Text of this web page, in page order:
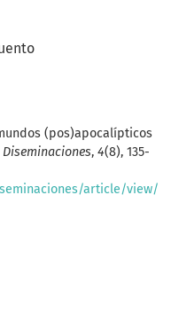
(pos)apocalípticos
Diseminaciones, 4(8), 135-
article/view/